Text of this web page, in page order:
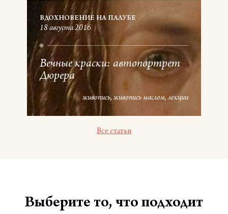
ВДОХНОВЕНИЕ НА ПАЛУБЕ
18 августа 2016
Вечные краски: автопортрет
Дюрера
живопись живопись маслом лекции
Все статьи
Выберите то, что подходит